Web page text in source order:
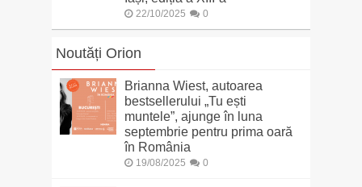
22/10/2025 0
Noutăți Orion
Brianna Wiest, autoarea
bestsellerului „Tu ești
muntele”, ajunge în luna
septembrie pentru prima oară
în România
19/08/2025 0